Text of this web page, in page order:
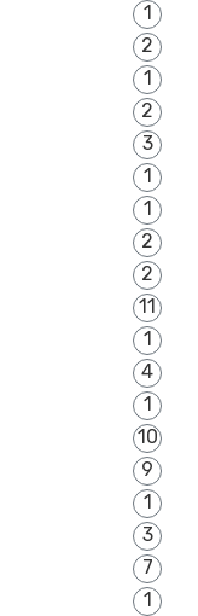
1
2
1
2
3
1
1
2
2
11
1
4
1
10
9
1
3
7
1